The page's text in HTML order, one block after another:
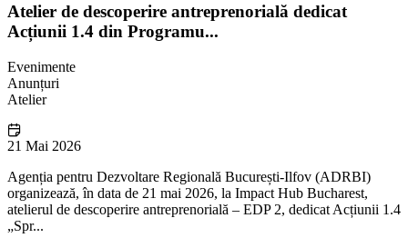
Atelier de descoperire antreprenorială dedicat
Acțiunii 1.4 din Programu...
Evenimente
Anunțuri
Atelier
21 Mai 2026
Agenția pentru Dezvoltare Regională București-Ilfov (ADRBI)
organizează, în data de 21 mai 2026, la Impact Hub Bucharest,
atelierul de descoperire antreprenorială – EDP 2, dedicat Acțiunii 1.4
„Spr...